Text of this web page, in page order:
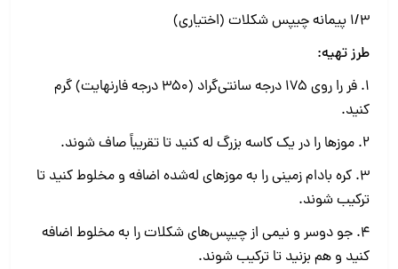
۱/۳ پیمانه چیپس شکلات (اختیاری)
طرز تهیه:
1. فر را روی ۱۷۵ درجه سانتی‌گراد (۳۵۰ درجه فارنهایت) گرم
کنید.
2. موزها را در یک کاسه بزرگ له کنید تا تقریباً صاف شوند.
3. کره بادام زمینی را به موزهای له‌شده اضافه و مخلوط کنید تا
ترکیب شوند.
4. جو دوسر و نیمی از چیپس‌های شکلات را به مخلوط اضافه
کنید و هم بزنید تا ترکیب شوند.